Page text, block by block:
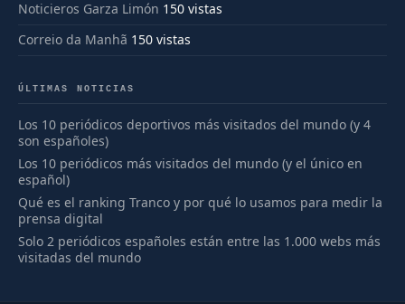
Noticieros Garza Limón 150 vistas
Correio da Manhã 150 vistas
ÚLTIMAS NOTICIAS
Los 10 periódicos deportivos más visitados del mundo (y 4
son españoles)
Los 10 periódicos más visitados del mundo (y el único en
español)
Qué es el ranking Tranco y por qué lo usamos para medir la
prensa digital
Solo 2 periódicos españoles están entre las 1.000 webs más
visitadas del mundo